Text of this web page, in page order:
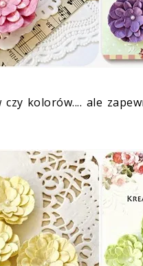
kolorów.... ale